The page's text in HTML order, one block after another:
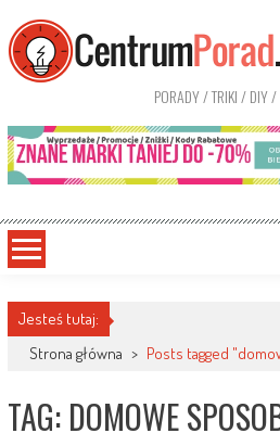
PORADY / TRIKI / DIY /
Jesteś tutaj:
Strona główna > Posts tagged
TAG: DOMOWE